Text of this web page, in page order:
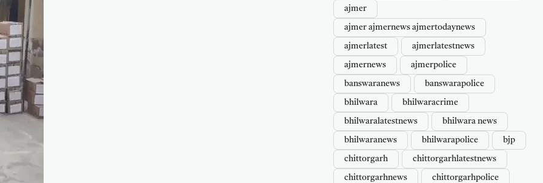
ajmer
ajmer ajmernews ajmertodaynews
ajmerlatest ajmerlatestnews
ajmernews ajmerpolice
banswaranews banswarapolice
bhilwara bhilwaracrime
bhilwaralatestnews bhilwara news
bhilwaranews bhilwarapolice bjp
chittorgarh chittorgarhlatestnews
chittorgarhnews chittorgarhpolice